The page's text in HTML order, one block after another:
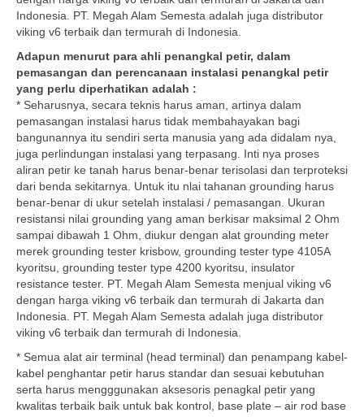
Indonesia. PT. Megah Alam Semesta adalah juga distributor
viking v6 terbaik dan termurah di Indonesia.
Adapun menurut para ahli penangkal petir, dalam
pemasangan dan perencanaan instalasi penangkal petir
yang perlu diperhatikan adalah :
* Seharusnya, secara teknis harus aman, artinya dalam
pemasangan instalasi harus tidak membahayakan bagi
bangunannya itu sendiri serta manusia yang ada didalam nya,
juga perlindungan instalasi yang terpasang. Inti nya proses
aliran petir ke tanah harus benar-benar terisolasi dan terproteksi
dari benda sekitarnya. Untuk itu nlai tahanan grounding harus
benar-benar di ukur setelah instalasi / pemasangan. Ukuran
resistansi nilai grounding yang aman berkisar maksimal 2 Ohm
sampai dibawah 1 Ohm, diukur dengan alat grounding meter
merek grounding tester krisbow, grounding tester type 4105A
kyoritsu, grounding tester type 4200 kyoritsu, insulator
resistance tester. PT. Megah Alam Semesta menjual viking v6
dengan harga viking v6 terbaik dan termurah di Jakarta dan
Indonesia. PT. Megah Alam Semesta adalah juga distributor
viking v6 terbaik dan termurah di Indonesia.
* Semua alat air terminal (head terminal) dan penampang kabel-
kabel penghantar petir harus standar dan sesuai kebutuhan
serta harus mengggunakan aksesoris penagkal petir yang
kwalitas terbaik baik untuk bak kontrol, base plate – air rod base